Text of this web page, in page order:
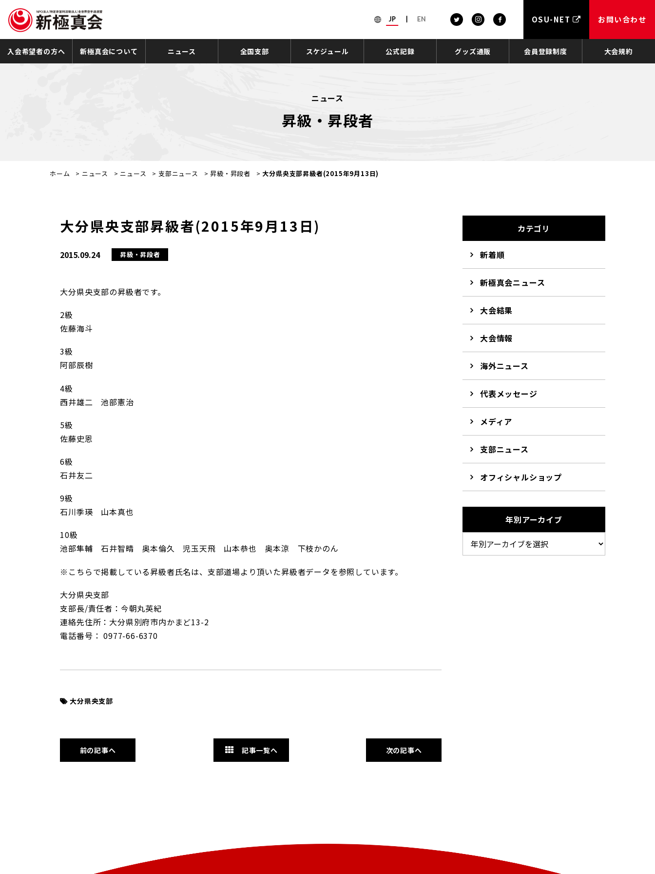
JP EN OSU-NET お問い合わせ
入会希望者の方へ 新極真会について ニュース 全国支部 スケジュール 公式記録 グッズ通販 会員登録制度 大会規約
ニュース
昇級・昇段者
ホーム > ニュース > ニュース > 支部ニュース >昇級・昇段者 > 大分県央支部昇級者(2015年9月13日)
大分県央支部昇級者(2015年9月13日)
2015.09.24 昇級・昇段者
大分県央支部の昇級者です。
2級
佐藤海斗
3級
阿部辰樹
4級
西井雄二 池部憲治
5級
佐藤史恩
6級
石井友二
9級
石川季瑛 山本真也
10級
池部隼輔 石井智晴 奥本倫久 児玉天飛 山本恭也 奥本涼 下枝かのん
※こちらで掲載している昇級者氏名は、支部道場より頂いた昇級者データを参照しています。
大分県央支部
支部長/責任者：今朝丸英紀
連絡先住所：大分県別府市内かまど13-2
電話番号： 0977-66-6370
大分県央支部
前の記事へ 記事一覧へ 次の記事へ
カテゴリ
新着順
新極真会ニュース
大会結果
大会情報
海外ニュース
代表メッセージ
メディア
支部ニュース
オフィシャルショップ
年別アーカイブ